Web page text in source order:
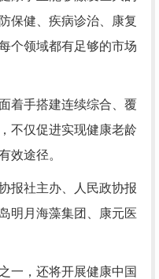
保健、疾病诊治、康复
个领域都有足够的市场
手搭建连续综合、覆
不仅促进实现健康老龄
效途径。
社主办、人民政协报
明月海藻集团、康元医
，还将开展健康中国